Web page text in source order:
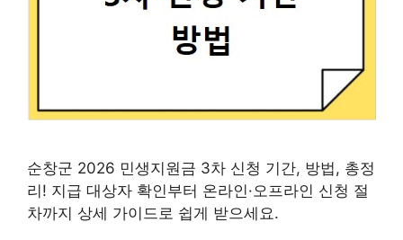
순창군 2026 민생지원금 3차 신청 기간, 방법, 총정
리! 지급 대상자 확인부터 온라인·오프라인 신청 절
차까지 상세 가이드로 쉽게 받으세요.